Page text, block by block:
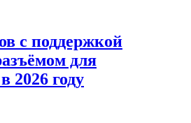
с поддержкой
для
2026 году